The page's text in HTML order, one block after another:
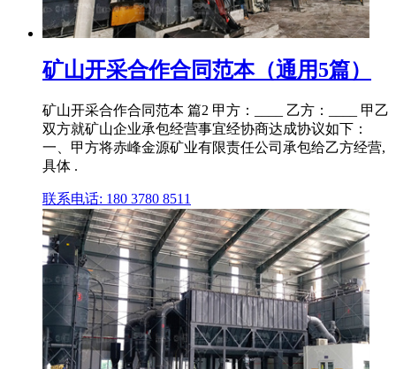
矿山开采合作合同范本（通用5篇）
矿山开采合作合同范本 篇2 甲方：____ 乙方：____ 甲乙
双方就矿山企业承包经营事宜经协商达成协议如下：
一、甲方将赤峰金源矿业有限责任公司承包给乙方经营,
具体 .
联系电话: 180 3780 8511